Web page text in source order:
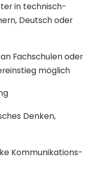
in technisch-
Deutsch oder
Fachschulen oder
möglich
Denken,
Kommunikations-